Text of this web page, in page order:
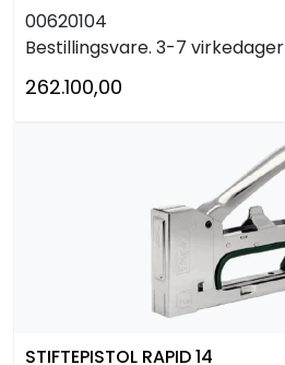
00620104
Bestillingsvare. 3-7 virkedager
262.100,00
STIFTEPISTOL RAPID 14